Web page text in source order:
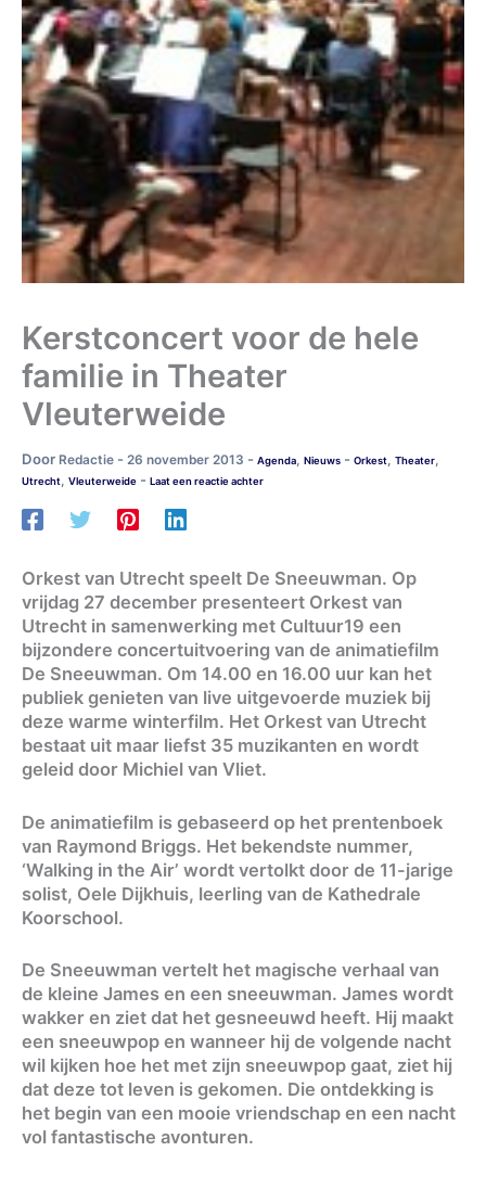
Kerstconcert voor de hele
familie in Theater
Vleuterweide
Door Redactie - 26 november 2013 - Agenda, Nieuws - Orkest, Theater,
Utrecht, Vleuterweide - Laat een reactie achter
Orkest van Utrecht speelt De Sneeuwman. Op
vrijdag 27 december presenteert Orkest van
Utrecht in samenwerking met Cultuur19 een
bijzondere concertuitvoering van de animatiefilm
De Sneeuwman. Om 14.00 en 16.00 uur kan het
publiek genieten van live uitgevoerde muziek bij
deze warme winterfilm. Het Orkest van Utrecht
bestaat uit maar liefst 35 muzikanten en wordt
geleid door Michiel van Vliet.
De animatiefilm is gebaseerd op het prentenboek
van Raymond Briggs. Het bekendste nummer,
‘Walking in the Air’ wordt vertolkt door de 11-jarige
solist, Oele Dijkhuis, leerling van de Kathedrale
Koorschool.
De Sneeuwman vertelt het magische verhaal van
de kleine James en een sneeuwman. James wordt
wakker en ziet dat het gesneeuwd heeft. Hij maakt
een sneeuwpop en wanneer hij de volgende nacht
wil kijken hoe het met zijn sneeuwpop gaat, ziet hij
dat deze tot leven is gekomen. Die ontdekking is
het begin van een mooie vriendschap en een nacht
vol fantastische avonturen.